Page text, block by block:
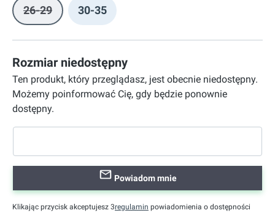
26-29(Ta opcja jest obecnie niedostępna.)
30-35
Rozmiar niedostępny
Ten produkt, który przeglądasz, jest obecnie niedostępny.
Możemy poinformować Cię, gdy będzie ponownie
dostępny.
Powiadom mnie
Klikając przycisk akceptujesz 3regulamin powiadomienia o dostępności